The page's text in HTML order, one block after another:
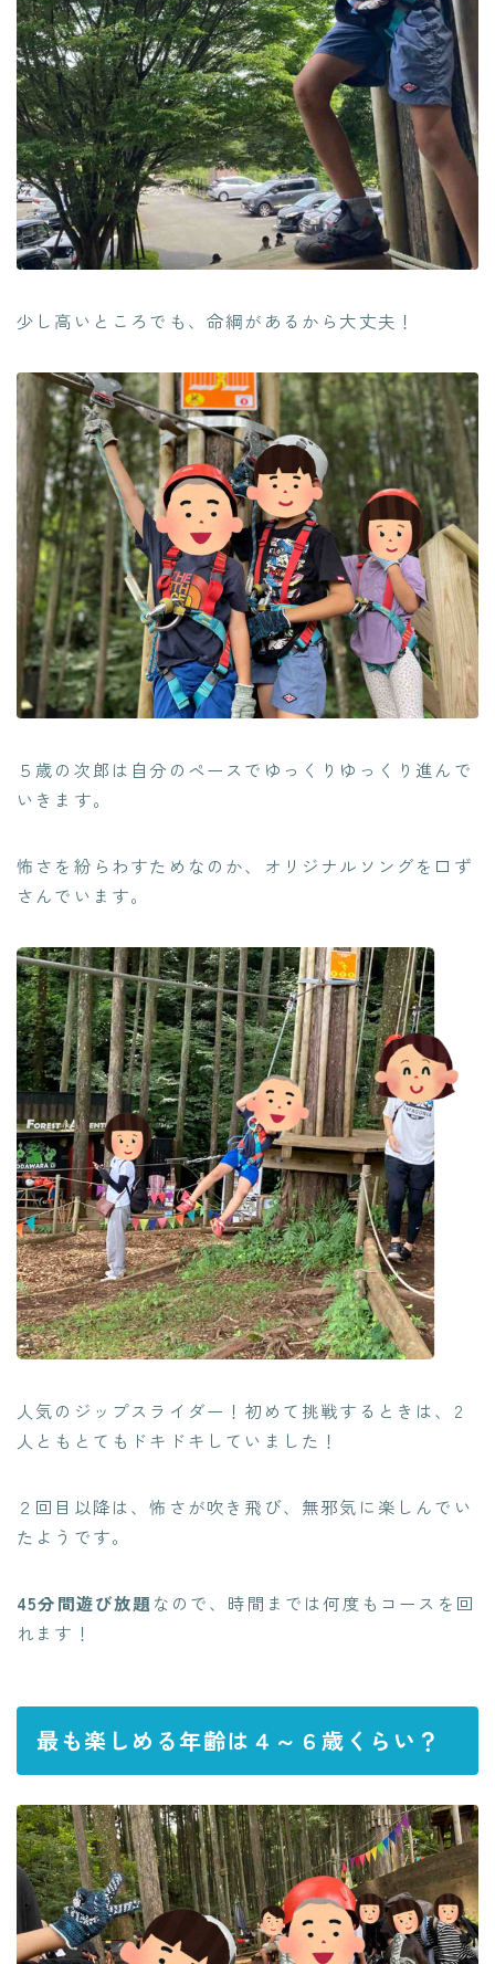
少し高いところでも、命綱があるから大丈夫！
５歳の次郎は自分のペースでゆっくりゆっくり進んで
いきます。
怖さを紛らわすためなのか、オリジナルソングを口ず
さんでいます。
人気のジップスライダー！初めて挑戦するときは、2
人ともとてもドキドキしていました！
２回目以降は、怖さが吹き飛び、無邪気に楽しんでい
たようです。
45分間遊び放題 なので、時間までは何度もコースを回
れます！
最も楽しめる年齢は４～６歳くらい？